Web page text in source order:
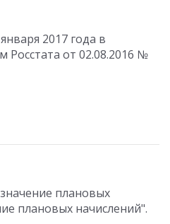
2017 года в
Росстата от 02.08.2016 №
плановых
плановых начислений".